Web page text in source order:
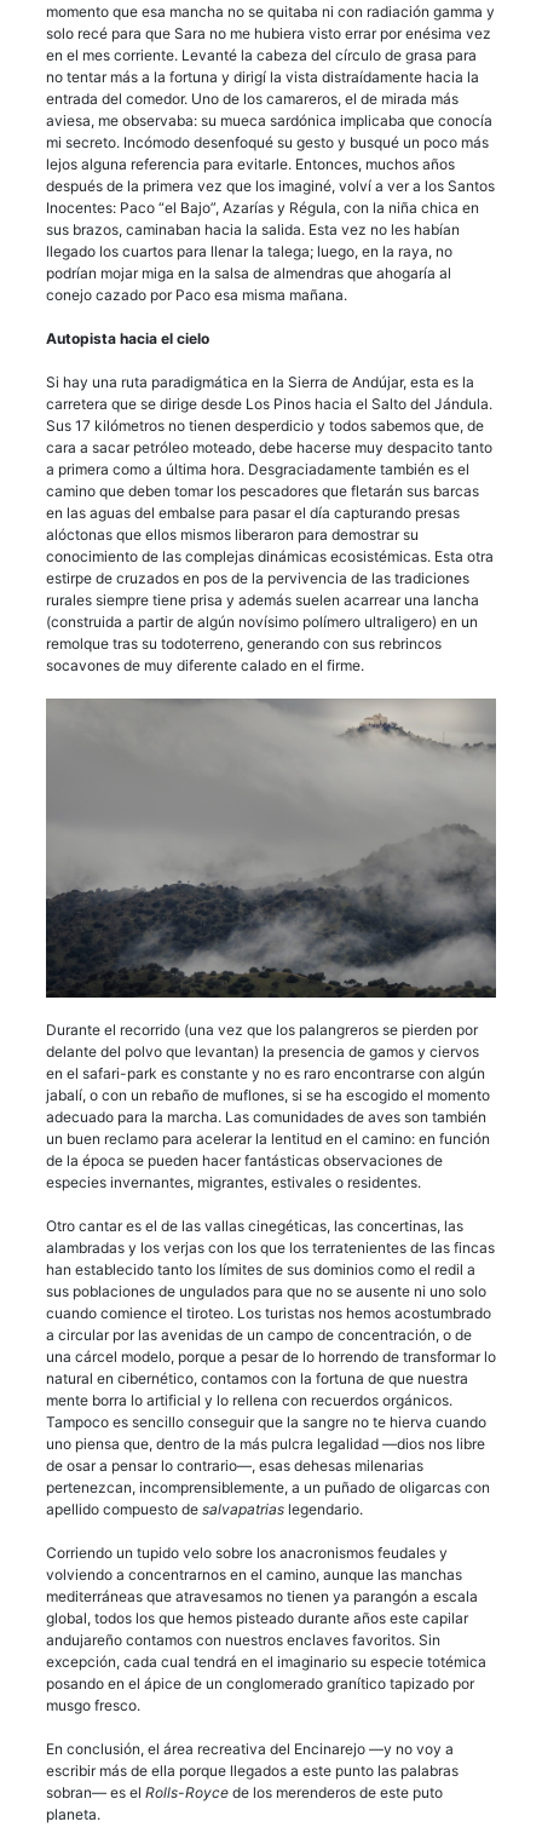
momento que esa mancha no se quitaba ni con radiación gamma y
solo recé para que Sara no me hubiera visto errar por enésima vez
en el mes corriente. Levanté la cabeza del círculo de grasa para
no tentar más a la fortuna y dirigí la vista distraídamente hacia la
entrada del comedor. Uno de los camareros, el de mirada más
aviesa, me observaba: su mueca sardónica implicaba que conocía
mi secreto. Incómodo desenfoqué su gesto y busqué un poco más
lejos alguna referencia para evitarle. Entonces, muchos años
después de la primera vez que los imaginé, volví a ver a los Santos
Inocentes: Paco “el Bajo”, Azarías y Régula, con la niña chica en
sus brazos, caminaban hacia la salida. Esta vez no les habían
llegado los cuartos para llenar la talega; luego, en la raya, no
podrían mojar miga en la salsa de almendras que ahogaría al
conejo cazado por Paco esa misma mañana.
Autopista hacia el cielo
Si hay una ruta paradigmática en la Sierra de Andújar, esta es la
carretera que se dirige desde Los Pinos hacia el Salto del Jándula.
Sus 17 kilómetros no tienen desperdicio y todos sabemos que, de
cara a sacar petróleo moteado, debe hacerse muy despacito tanto
a primera como a última hora. Desgraciadamente también es el
camino que deben tomar los pescadores que fletarán sus barcas
en las aguas del embalse para pasar el día capturando presas
alóctonas que ellos mismos liberaron para demostrar su
conocimiento de las complejas dinámicas ecosistémicas. Esta otra
estirpe de cruzados en pos de la pervivencia de las tradiciones
rurales siempre tiene prisa y además suelen acarrear una lancha
(construida a partir de algún novísimo polímero ultraligero) en un
remolque tras su todoterreno, generando con sus rebrincos
socavones de muy diferente calado en el firme.
Durante el recorrido (una vez que los palangreros se pierden por
delante del polvo que levantan) la presencia de gamos y ciervos
en el safari-park es constante y no es raro encontrarse con algún
jabalí, o con un rebaño de muflones, si se ha escogido el momento
adecuado para la marcha. Las comunidades de aves son también
un buen reclamo para acelerar la lentitud en el camino: en función
de la época se pueden hacer fantásticas observaciones de
especies invernantes, migrantes, estivales o residentes.
Otro cantar es el de las vallas cinegéticas, las concertinas, las
alambradas y los verjas con los que los terratenientes de las fincas
han establecido tanto los límites de sus dominios como el redil a
sus poblaciones de ungulados para que no se ausente ni uno solo
cuando comience el tiroteo. Los turistas nos hemos acostumbrado
a circular por las avenidas de un campo de concentración, o de
una cárcel modelo, porque a pesar de lo horrendo de transformar lo
natural en cibernético, contamos con la fortuna de que nuestra
mente borra lo artificial y lo rellena con recuerdos orgánicos.
Tampoco es sencillo conseguir que la sangre no te hierva cuando
uno piensa que, dentro de la más pulcra legalidad —dios nos libre
de osar a pensar lo contrario—, esas dehesas milenarias
pertenezcan, incomprensiblemente, a un puñado de oligarcas con
apellido compuesto de salvapatrias legendario.
Corriendo un tupido velo sobre los anacronismos feudales y
volviendo a concentrarnos en el camino, aunque las manchas
mediterráneas que atravesamos no tienen ya parangón a escala
global, todos los que hemos pisteado durante años este capilar
andujareño contamos con nuestros enclaves favoritos. Sin
excepción, cada cual tendrá en el imaginario su especie totémica
posando en el ápice de un conglomerado granítico tapizado por
musgo fresco.
En conclusión, el área recreativa del Encinarejo —y no voy a
escribir más de ella porque llegados a este punto las palabras
sobran— es el Rolls-Royce de los merenderos de este puto
planeta.